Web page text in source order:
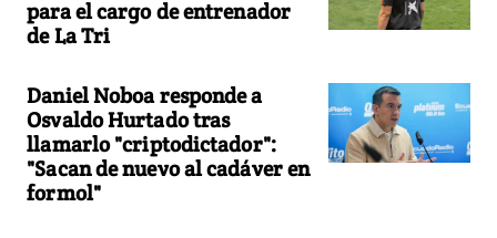
para el cargo de entrenador
de La Tri
Daniel Noboa responde a
Osvaldo Hurtado tras
llamarlo "criptodictador":
"Sacan de nuevo al cadáver en
formol"